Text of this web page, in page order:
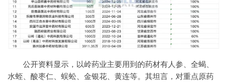
公开资料显示，以岭药业主要用到的药材有人参、全蝎、
水蛭、酸枣仁、蜈蚣、金银花、黄连等。其坦言，对重点原药